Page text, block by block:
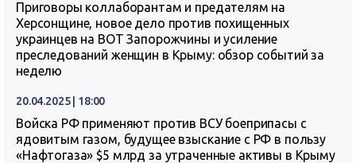
Приговоры коллаборантам и предателям на
Херсонщине, новое дело против похищенных
украинцев на ВОТ Запорожчины и усиление
преследований женщин в Крыму: обзор событий за
неделю
20.04.2025 | 18:00
Войска РФ применяют против ВСУ боеприпасы с
ядовитым газом, будущее взыскание с РФ в пользу
«Нафтогаза» $5 млрд за утраченные активы в Крыму